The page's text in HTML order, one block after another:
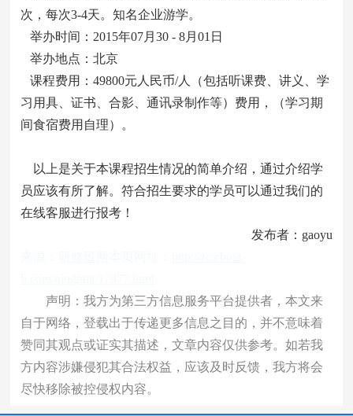
次，每次3-4天。知名企业游学。
举办时间：2015年07月30 - 8月01日
举办地点：北京
课程费用：49800元人民币/人（包括听课费、讲义、学
习用具、证书、合影、通讯录制作等）费用，（学习期
间食宿费用自理）。
以上是关于本课程招生情况的简单介绍，通过介绍学
员应该有所了解。符合招生要求的学员可以通过我们的
在线客服进行报考！
发布者：gaoyu
声明：我方为第三方信息服务平台提供者，本文来
自于网络，登载出于传递更多信息之目的，并不意味着
赞同其观点或证实其描述，文章内容仅供参考。如若我
方内容涉嫌侵犯其合法权益，应该及时反馈，我方将会
尽快移除被控侵权内容。